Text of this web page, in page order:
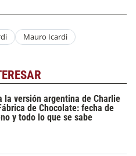
Mauro Icardi
la versión argentina de Charlie
de Chocolate: fecha de
y todo lo que se sabe